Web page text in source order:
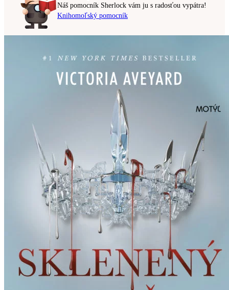
Náš pomocník Sherlock vám ju s radosťou vypátra!
Knihomoľský pomocník